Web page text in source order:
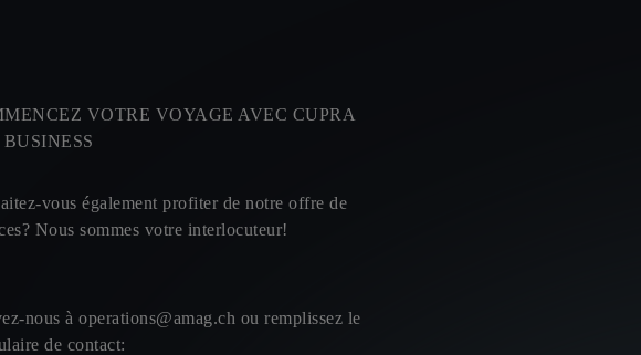
VOTRE VOYAGE AVEC CUPRA
BUSINESS
vous également profiter de notre offre de
Nous sommes votre interlocuteur!
nous à operations@amag.ch ou remplissez le
de contact: